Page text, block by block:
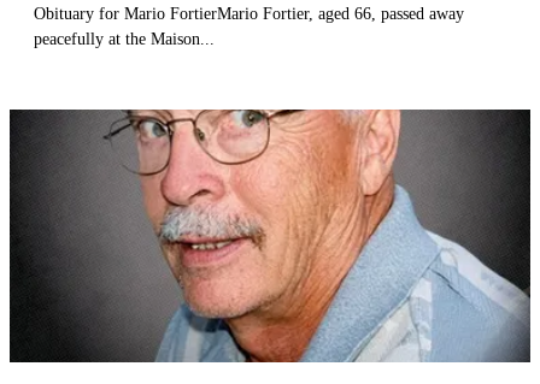
Obituary for Mario FortierMario Fortier, aged 66, passed away
peacefully at the Maison...